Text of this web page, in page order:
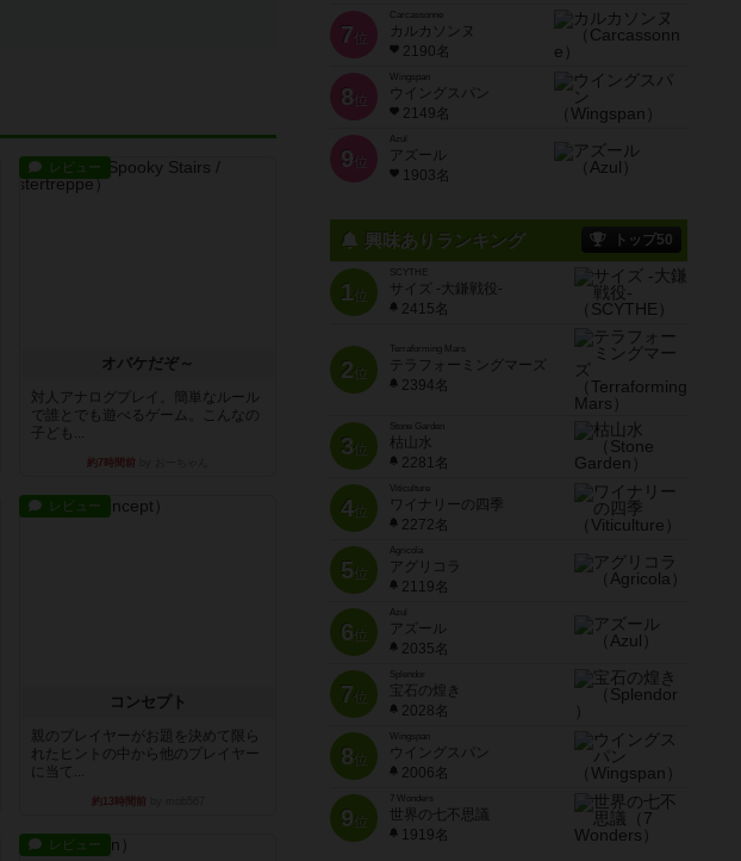
レビュー
オバケだぞ～
対人アナログプレイ。簡単なルール
で誰とでも遊べるゲーム。こんなの
子ども...
約7時間前
レビュー
コンセプト
親のプレイヤーがお題を決めて限ら
れたヒントの中から他のプレイヤー
に当て...
約13時間前
レビュー
7 位
Carcassonne
カルカソンヌ
2190名
8 位
Wingspan
ウイングスパン
2149名
9 位
Azul
アズール
1903名
興味ありランキング トップ50
1位
SCYTHE
サイズ -大鎌戦役-
2415名
2位
Terraforming Mars
テラフォーミングマーズ
2394名
3位
Stone Garden
枯山水
2281名
4位
Viticulture
ワイナリーの四季
2272名
5位
Agricola
アグリコラ
2119名
6位
Azul
アズール
2035名
7位
宝石の煌き
2028名
8位
Wingspan
ウイングスパン
2006名
9位
7 Wonders
世界の七不思議
1919名